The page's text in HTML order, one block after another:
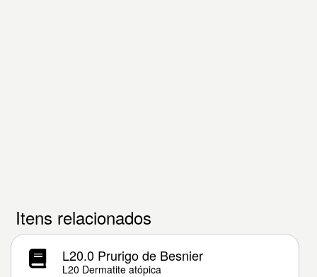
Itens relacionados
L20.0 Prurigo de Besnier
L20 Dermatite atópica